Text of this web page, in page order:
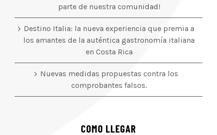
parte de nuestra comunidad!
Destino Italia: la nueva experiencia que premia a
los amantes de la auténtica gastronomía italiana
en Costa Rica
Nuevas medidas propuestas contra los
comprobantes falsos.
COMO LLEGAR